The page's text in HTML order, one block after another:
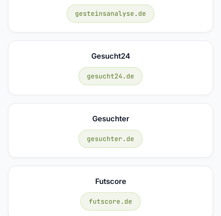
gesteinsanalyse.de
Gesucht24
gesucht24.de
Gesuchter
gesuchter.de
Futscore
futscore.de